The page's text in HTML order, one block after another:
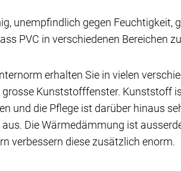
unempfindlich gegen
PVC in verschiedenen
erhalten Sie in vielen
grosse Kunststofffenster.
und die Pflege ist darüber hinaus
Die Wärmedämmung ist
verbessern diese zusätzlich enorm.